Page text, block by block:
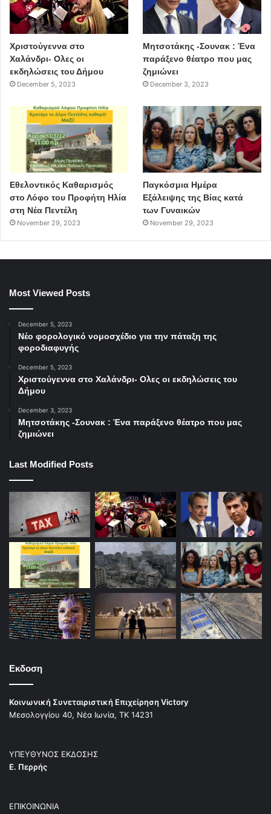
και από επενδύσεις ιδιωτών, αλλά δεν έχει γίνει τίποτα
από την μεριά της πολιτείας έτσι ώστε να αναδειχθούν
αυτοί οι κόμβοι και η ιστορία τους.”
Δήμος Αθηναίων Γερουλάνος
Συνεντεύξεις Ανάπλαση
Χριστούγεννα στο
Χαλάνδρι- Ολες οι
εκδηλώσεις του Δήμου
December 5, 2023
Μητσοτάκης -Σουνακ : Ένα
παράξενο θέατρο που μας
ζημιώνει
December 3, 2023
Εθελοντικός Καθαρισμός
στο Λόφο του Προφήτη Ηλία
στη Νέα Πεντέλη
November 29, 2023
Παγκόσμια Ημέρα
Εξάλειψης της Βίας κατά
των Γυναικών
November 29, 2023
Most Viewed Posts
December 5, 2023
Νέο φορολογικό νομοσχέδιο για την πάταξη της
φοροδιαφυγής
December 5, 2023
Χριστούγεννα στο Χαλάνδρι- Ολες οι εκδηλώσεις του
Δήμου
December 3, 2023
Μητσοτάκης -Σουνακ : Ένα παράξενο θέατρο που μας
ζημιώνει
Last Modified Posts
Εκδοση
Κοινωνική Συνεταιριστική Επιχείρηση Victory
Μεσολογγίου 40, Νέα Ιωνία, ΤΚ 14231
ΥΠΕΥΘΥΝΟΣ ΕΚΔΟΣΗΣ
Ε. Περρής
ΕΠΙΚΟΙΝΩΝΙΑ